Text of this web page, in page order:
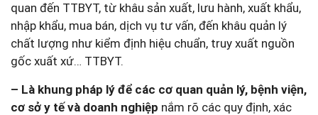
quan đến TTBYT, từ khâu sản xuất, lưu hành, xuất khẩu,
nhập khẩu, mua bán, dịch vụ tư vấn, đến khâu quản lý
chất lượng như kiểm định hiệu chuẩn, truy xuất nguồn
gốc xuất xứ… TTBYT.
– Là khung pháp lý để các cơ quan quản lý, bệnh viện,
cơ sở y tế và doanh nghiệp nắm rõ các quy định, xác